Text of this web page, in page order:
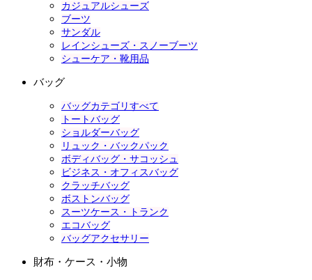
カジュアルシューズ
ブーツ
サンダル
レインシューズ・スノーブーツ
シューケア・靴用品
バッグ
バッグカテゴリすべて
トートバッグ
ショルダーバッグ
リュック・バックパック
ボディバッグ・サコッシュ
ビジネス・オフィスバッグ
クラッチバッグ
ボストンバッグ
スーツケース・トランク
エコバッグ
バッグアクセサリー
財布・ケース・小物